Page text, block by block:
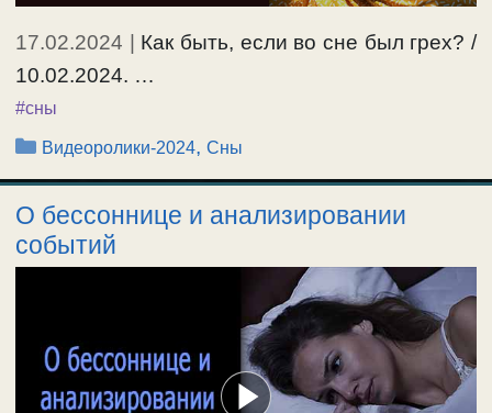
17.02.2024
Как быть, если во сне был грех? /
10.02.2024. …
#сны
Рубрики
Видеоролики-2024,Сны
О бессоннице и анализировании
событий